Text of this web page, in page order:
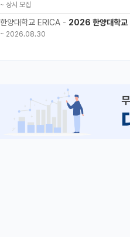
~ 상시 모집
한양대학교 ERICA - 2026 한양대학교
~ 2026.08.30